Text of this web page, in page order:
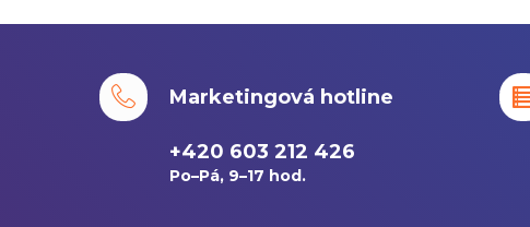
Marketingová hotline
+420 603 212 426
Po–Pá, 9–17 hod.